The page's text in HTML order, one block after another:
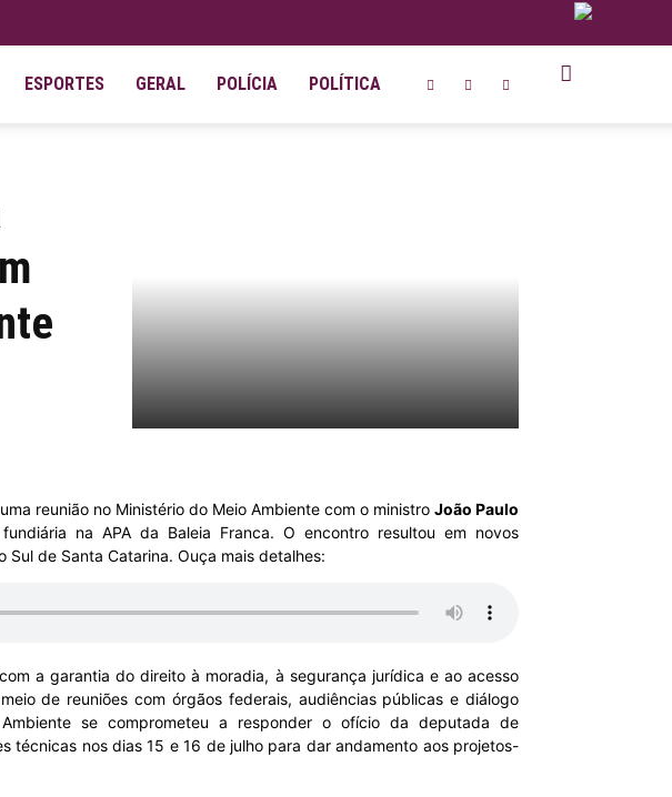
ESPORTES GERAL POLÍCIA POLÍTICA
reunião no Ministério do Meio Ambiente com o ministro João Paulo
na APA da Baleia Franca. O encontro resultou em novos
de Santa Catarina. Ouça mais detalhes:
a garantia do direito à moradia, à segurança jurídica e ao acesso
de reuniões com órgãos federais, audiências públicas e diálogo
se comprometeu a responder o ofício da deputada de
técnicas nos dias 15 e 16 de julho para dar andamento aos projetos-